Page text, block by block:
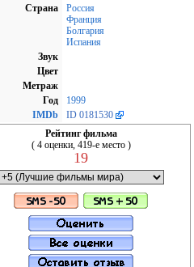
Страна
Россия
Франция
Болгария
Испания
Звук
Цвет
Метраж
Год
1999
IMDb
ID 0181530
Рейтинг фильма
( 4 оценки, 419-е место )
19